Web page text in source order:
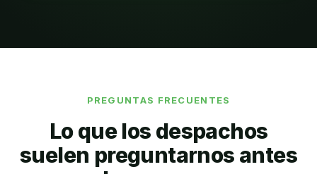
PREGUNTAS FRECUENTES
Lo que los despachos
suelen preguntarnos antes